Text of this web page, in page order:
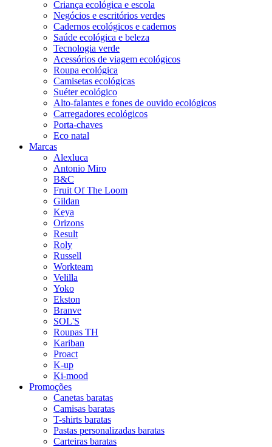
Criança ecológica e escola
Negócios e escritórios verdes
Cadernos ecológicos e cadernos
Saúde ecológica e beleza
Tecnologia verde
Acessórios de viagem ecológicos
Roupa ecológica
Camisetas ecológicas
Suéter ecológico
Alto-falantes e fones de ouvido ecológicos
Carregadores ecológicos
Porta-chaves
Eco natal
Marcas
Alexluca
Antonio Miro
B&C
Fruit Of The Loom
Gildan
Keya
Orizons
Result
Roly
Russell
Workteam
Velilla
Yoko
Ekston
Branve
SOL'S
Roupas TH
Kariban
Proact
K-up
Ki-mood
Promoções
Canetas baratas
Camisas baratas
T-shirts baratas
Pastas personalizadas baratas
Carteiras baratas